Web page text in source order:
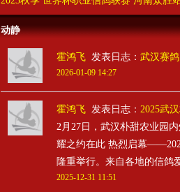
动静
霍鸿飞 发表日志： 武汉赛
2026-01-09 14:27
霍鸿飞 发表日志： 2025武
2月27日，武汉朴甜农业园
耀之约在此 热烈启幕
隆重举行。来自各地的信鸽
2025-12-31 11:51